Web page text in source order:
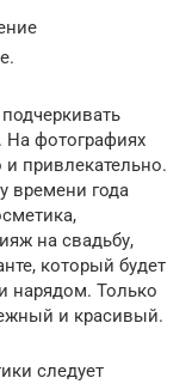
На фотографиях
и привлекательно.
времени года
на свадьбу,
который будет
нарядом. Только
и красивый.
следует